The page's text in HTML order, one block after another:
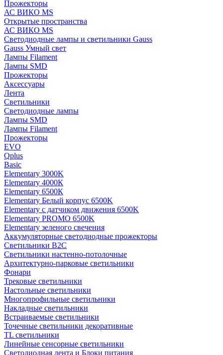
Прожекторы
АС ВИКО MS
Открытые пространства
АС ВИКО MS
Светодиодные лампы и светильники Gauss
Gauss Умный свет
Лампы Filament
Лампы SMD
Прожекторы
Аксессуары
Лента
Светильники
Светодиодные лампы
Лампы SMD
Лампы Filament
Прожекторы
EVO
Qplus
Basic
Elementary 3000K
Elementary 4000К
Elementary 6500К
Elementary Белый корпус 6500K
Elementary с датчиком движения 6500K
Elementary PROMO 6500K
Elementary зеленого свечения
Аккумуляторные светодиодные прожекторы
Светильники B2C
Светильники настенно-потолочные
Архитектурно-парковые светильники
Фонари
Трековые светильники
Настольные светильники
Многопрофильные светильники
Накладные светильники
Встраиваемые светильники
Точечные светильники декоративные
TL светильники
Линейные сенсорные светильники
Светодиодная лента и Блоки питания